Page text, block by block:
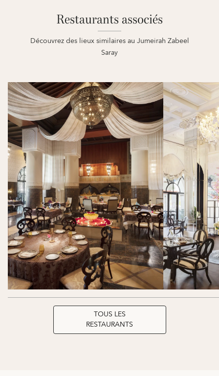
Restaurants associés
Découvrez des lieux similaires au Jumeirah Zabeel
Saray
TOUS LES
RESTAURANTS